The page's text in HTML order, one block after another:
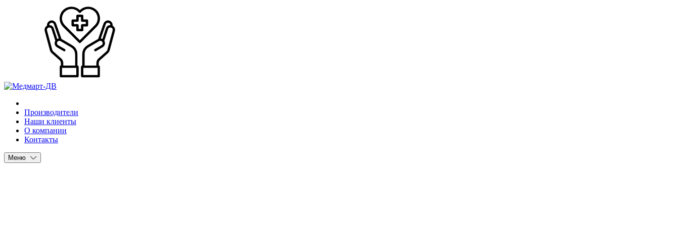
Производители
Наши клиенты
О компании
Контакты
Меню